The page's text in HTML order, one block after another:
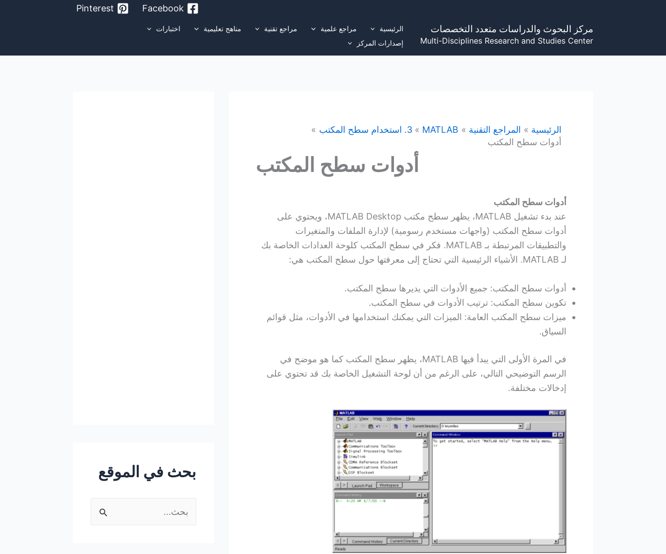
Facebook
Pinterest
مركز البحوث والدراسات متعدد التخصصات
Multi-Disciplines Research and Studies Center
الرئيسية مراجع علمية مراجع تقنية مناهج تعليمية
اختبارات
إصدارات المركز
الرئيسية المراجع التقنية MATLAB
3. استخدام سطح المكتب
أدوات سطح المكتب
أدوات سطح المكتب
أدوات سطح المكتب
عند بدء تشغيل MATLAB، يظهر سطح مكتب MATLAB Desktop، ويحتوي على
أدوات سطح المكتب (واجهات مستخدم رسومية) لإدارة الملفات والمتغيرات
والتطبيقات المرتبطة بـ MATLAB. فكر في سطح المكتب كلوحة العدادات الخاصة بك
لـ MATLAB. الأشياء الرئيسية التي تحتاج إلى معرفتها حول سطح المكتب هي:
أدوات سطح المكتب: جميع الأدوات التي يديرها سطح المكتب.
تكوين سطح المكتب: ترتيب الأدوات في سطح المكتب.
ميزات سطح المكتب العامة: الميزات التي يمكنك استخدامها في الأدوات، مثل قوائم
السياق.
في المرة الأولى التي يبدأ فيها MATLAB، يظهر سطح المكتب كما هو موضح في
الرسم التوضيحي التالي، على الرغم من أن لوحة التشغيل الخاصة بك قد تحتوي على
إدخالات مختلفة.
بحث في الموقع
ل